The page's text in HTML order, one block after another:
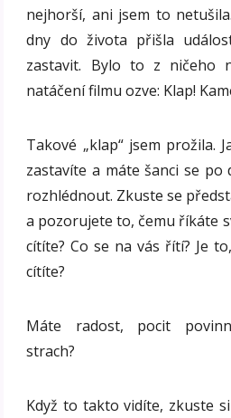
nejhorší, ani jsem to
dny do života přišla
zastavit. Bylo to z ničeho
natáčení filmu ozve: Klap!
Takové „klap“ jsem prožila.
zastavíte a máte šanci se po
rozhlédnout. Zkuste se
a pozorujete to, čemu říkáte
cítíte? Co se na vás řítí? Je
cítíte?
Máte radost, pocit
strach?
Když to takto vidíte, zkuste